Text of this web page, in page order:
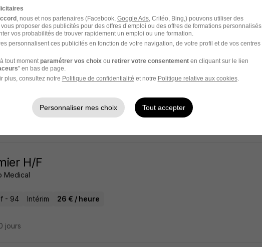
H/F
Medical
H/F
Medical
- 94 Intérim 26 € / heure
jours
, nous et nos partenaires (Facebook, Google Ads, Critéo, Bing,) pouvons utiliser des
proposer des publicités pour des offres d’emploi ou des offres de formations personnalisés
vos probabilités de trouver rapidement un emploi ou une formation.
personnalisent ces publicités en fonction de votre navigation, de votre profil et de vos centres
tout moment paramétrer vos choix ou retirer votre consentementen cliquant sur le lien
" en bas de page.
plus, consultez notre Politique de confidentialité et notre Politique relative aux cookies.
Personnaliser mes choix Tout accepter